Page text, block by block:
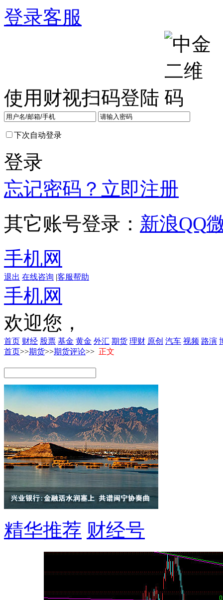
登录客服
使用财视扫码登陆
下次自动登录
登录
忘记密码？ 立即注册
其它账号登录： 新浪QQ
手机网
退出 在线咨询 |客服帮助
手机网
欢迎您，
首页 财经 股票 基金 黄金 外汇 期货 理财 原创 汽车 视频 路演
首页>>期货>>期货评论>> 正文
精华推荐 财经号